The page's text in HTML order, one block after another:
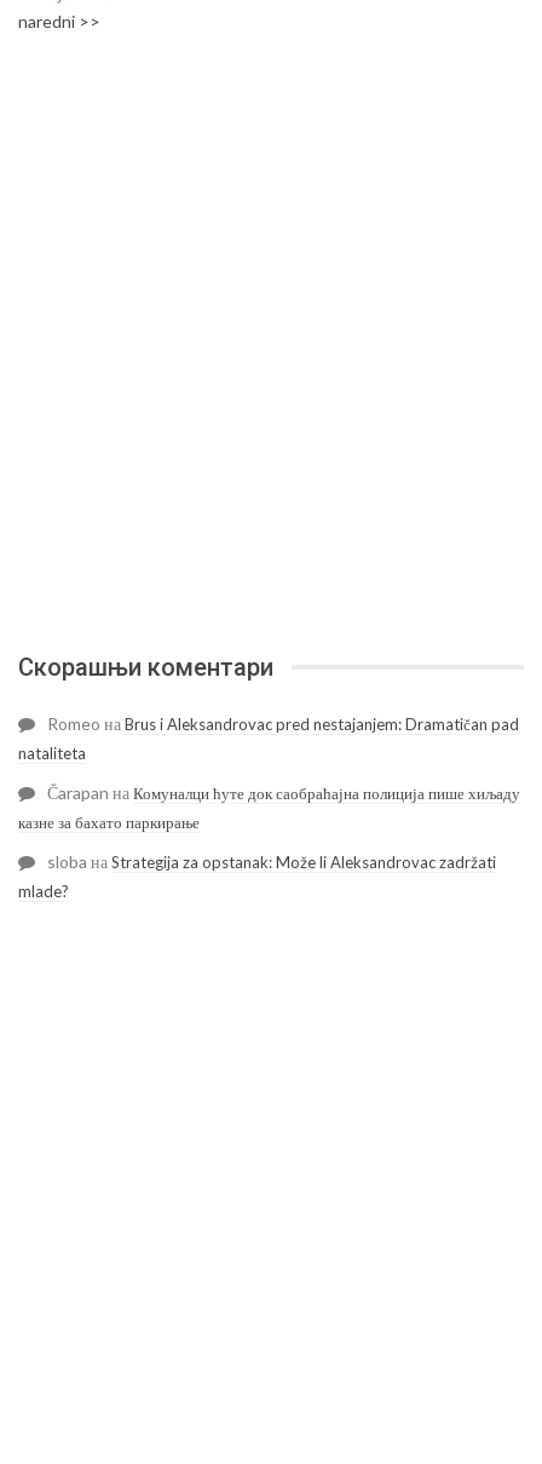
naredni >>
Скорашњи коментари
Romeo наBrus i Aleksandrovac pred nestajanjem: Dramatičan pad
nataliteta
Čarapan наКомуналци ћуте док саобраћајна полиција пише хиљаду
казне за бахато паркирање
sloba наStrategija za opstanak: Može li Aleksandrovac zadržati
mlade?